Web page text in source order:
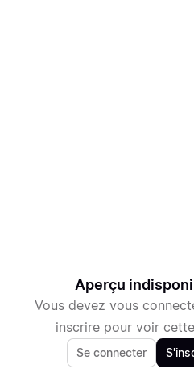
Aperçu
Vous devez vous
inscrire pour voir
Se connecter